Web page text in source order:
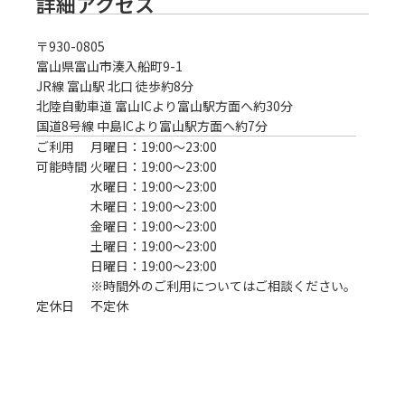
〒930-0805
富山県富山市湊入船町9-1
JR線 富山駅 北口 徒歩約8分
北陸自動車道 富山ICより富山駅方面へ約30分
国道8号線 中島ICより富山駅方面へ約7分
ご利用
可能時間
月曜日：19:00〜23:00
火曜日：19:00〜23:00
水曜日：19:00〜23:00
木曜日：19:00〜23:00
金曜日：19:00〜23:00
土曜日：19:00〜23:00
日曜日：19:00〜23:00
※時間外のご利用についてはご相談ください。
定休日
不定休